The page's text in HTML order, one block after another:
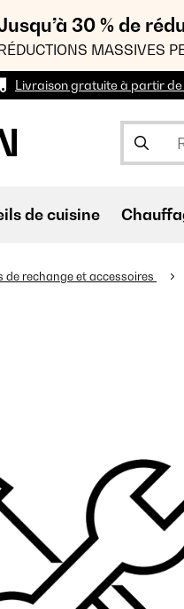
30 % de
MASSIVES
Livraison gratuite à partir de
de cuisine
de rechange et accessoires